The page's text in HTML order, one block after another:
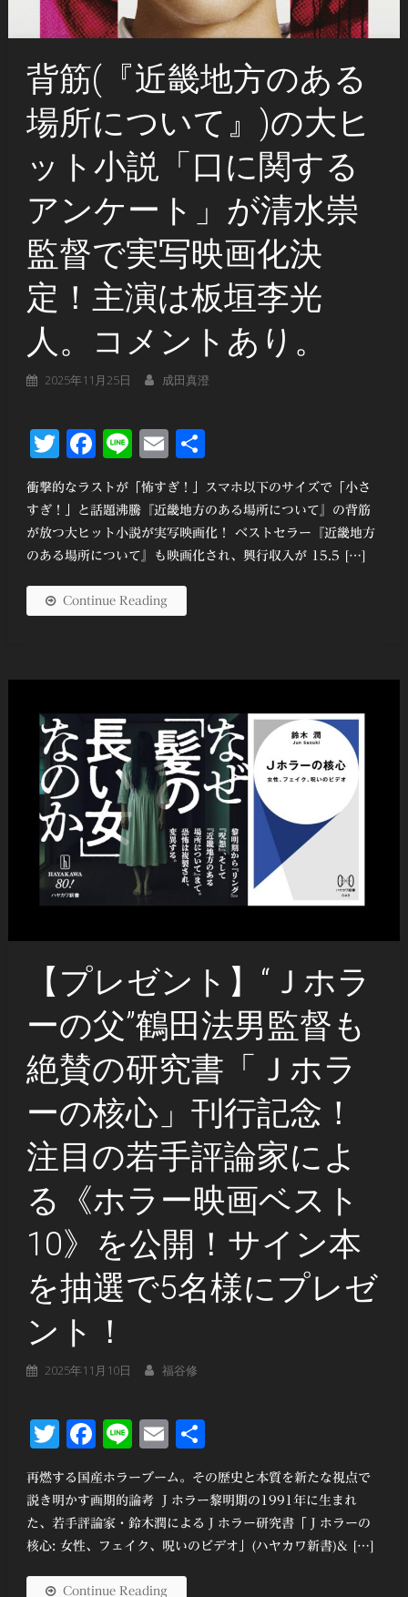
背筋(『近畿地方のある
場所について』)の大ヒ
ット小説「口に関する
アンケート」が清水崇
監督で実写映画化決
定！主演は板垣李光
人。コメントあり。
2025年11月25日 成田真澄
Twitter
Facebook
LineEmail
衝撃的なラストが「怖すぎ！」スマホ以下のサイズで「小さ
すぎ！」と話題沸騰『近畿地方のある場所について』の背筋
が放つ大ヒット小説が実写映画化！ ベストセラー『近畿地方
のある場所について』も映画化され、興行収入が 15.5 […]
Continue Reading
【プレゼント】“Ｊホラ
ーの父”鶴田法男監督も
絶賛の研究書「Ｊホラ
ーの核心」刊行記念！
注目の若手評論家によ
る《ホラー映画ベスト
10》を公開！サイン本
を抽選で5名様にプレゼ
ント！
2025年11月10日 福谷修
Twitter
Facebook
LineEmail
再燃する国産ホラーブーム。その歴史と本質を新たな視点で
説き明かす画期的論考 Ｊホラー黎明期の1991年に生まれ
た、若手評論家・鈴木潤によるＪホラー研究書「Ｊホラーの
核心: 女性、フェイク、呪いのビデオ」(ハヤカワ新書)& […]
Continue Reading